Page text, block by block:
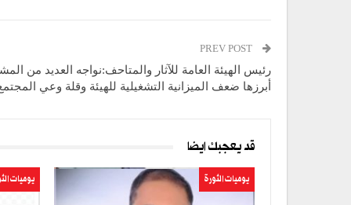
رئيس الهيئة العامة للآثار والمتاحف:نواجه العديد من
أبرزها ضعف الميزانية التشغيلية للهيئة وقلة وعي المجتمع
قد يعجبك ايضا
يوميات الثورة يوميات